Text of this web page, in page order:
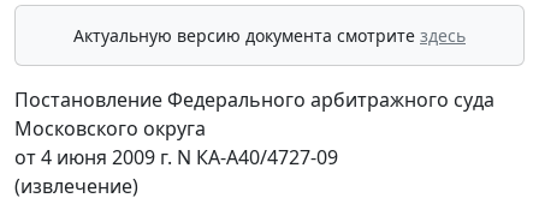
Актуальную версию документа смотрите здесь
Постановление Федерального арбитражного суда
Московского округа
от 4 июня 2009 г. N КА-А40/4727-09
(извлечение)